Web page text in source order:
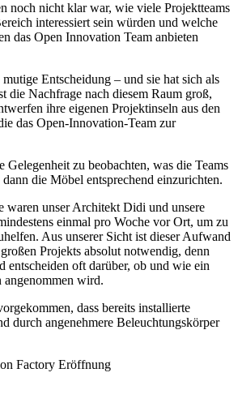
noch nicht klar war, wie viele Projektteams
interessiert sein würden und welche
das Open Innovation Team anbieten
Entscheidung – und sie hat sich als
die Nachfrage nach diesem Raum groß,
ihre eigenen Projektinseln aus den
das Open-Innovation-Team zur
Gelegenheit zu beobachten, was die Teams
die Möbel entsprechend einzurichten.
waren unser Architekt Didi und unsere
einmal pro Woche vor Ort, um zu
Aus unserer Sicht ist dieser Aufwand
Projekts absolut notwendig, denn
entscheiden oft darüber, ob und wie ein
wird.
dass bereits installierte
durch angenehmere Beleuchtungskörper